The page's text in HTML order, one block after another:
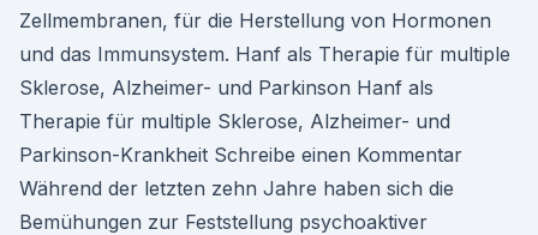
Zellmembranen, für die Herstellung von Hormonen
und das Immunsystem. Hanf als Therapie für multiple
Sklerose, Alzheimer- und Parkinson Hanf als
Therapie für multiple Sklerose, Alzheimer- und
Parkinson-Krankheit Schreibe einen Kommentar
Während der letzten zehn Jahre haben sich die
Bemühungen zur Feststellung psychoaktiver